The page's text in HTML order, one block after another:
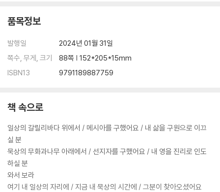
품목정보
발행일
2024년 01월 31일
쪽수, 무게, 크기
88쪽 | 152*205*15mm
ISBN13
9791189887759
책 속으로
일상의 갈릴리바다 위에서 / 메시아를 구했어요 / 내 삶을 구원으로 이끄
실 분
묵상의 무화과나무 아래에서 / 선지자를 구했어요 / 내 영을 진리로 인도
하실 분
와서 보라
여기 내 일상의 자리에 / 지금 내 묵상의 시간에 / 그분이 찾아오셨어요